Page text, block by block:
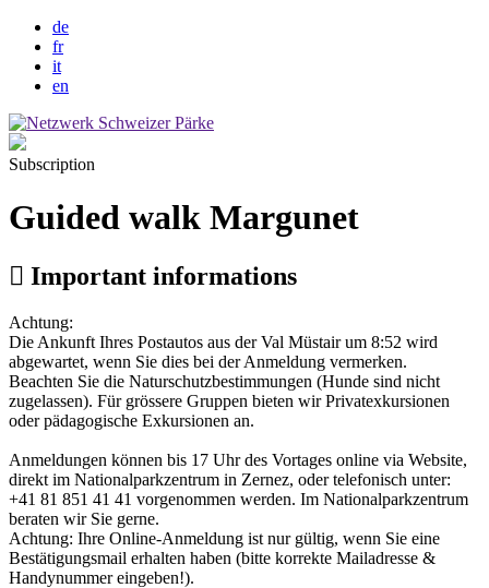
de
fr
it
en
Subscription
Guided walk Margunet
Important informations
Achtung:
Die Ankunft Ihres Postautos aus der Val Müstair um 8:52 wird
abgewartet, wenn Sie dies bei der Anmeldung vermerken.
Beachten Sie die Naturschutzbestimmungen (Hunde sind nicht
zugelassen). Für grössere Gruppen bieten wir Privatexkursionen
oder pädagogische Exkursionen an.
Anmeldungen können bis 17 Uhr des Vortages online via Website,
direkt im Nationalparkzentrum in Zernez, oder telefonisch unter:
+41 81 851 41 41 vorgenommen werden. Im Nationalparkzentrum
beraten wir Sie gerne.
Achtung: Ihre Online-Anmeldung ist nur gültig, wenn Sie eine
Bestätigungsmail erhalten haben (bitte korrekte Mailadresse &
Handynummer eingeben!).